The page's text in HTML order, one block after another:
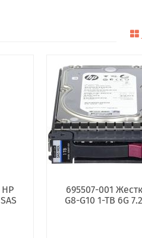
695507-001
G8-G10 1-TB 6G